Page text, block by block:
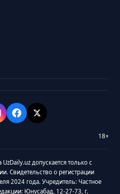
18+
допускается только с
Свидетельство о регистрации
2024 года. Учредитель: Частное
Юнусабад, 12-27-73, г.